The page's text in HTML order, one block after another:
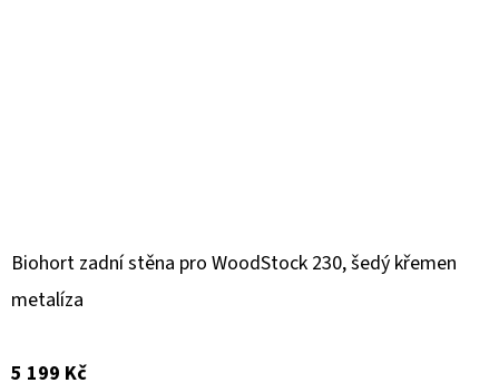
Biohort zadní stěna pro WoodStock 230, šedý křemen
metalíza
5 199 Kč